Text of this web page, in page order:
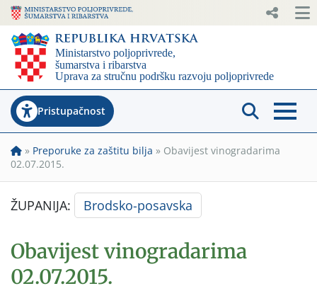
Pristupačnost
» Preporuke za zaštitu bilja » Obavijest vinogradarima
02.07.2015.
ŽUPANIJA: Brodsko-posavska
Obavijest vinogradarima
02.07.2015.